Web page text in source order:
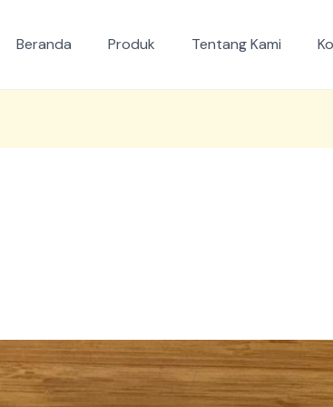
Beranda Produk Tentang Kami